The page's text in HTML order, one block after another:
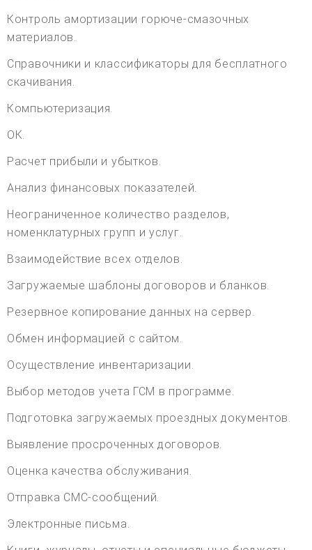
Контроль амортизации горюче-смазочных
материалов.
Справочники и классификаторы для бесплатного
скачивания.
Компьютеризация.
ОК.
Расчет прибыли и убытков.
Анализ финансовых показателей.
Неограниченное количество разделов,
номенклатурных групп и услуг.
Взаимодействие всех отделов.
Загружаемые шаблоны договоров и бланков.
Резервное копирование данных на сервер.
Обмен информацией с сайтом.
Осуществление инвентаризации.
Выбор методов учета ГСМ в программе.
Подготовка загружаемых проездных документов.
Выявление просроченных договоров.
Оценка качества обслуживания.
Отправка СМС-сообщений.
Электронные письма.